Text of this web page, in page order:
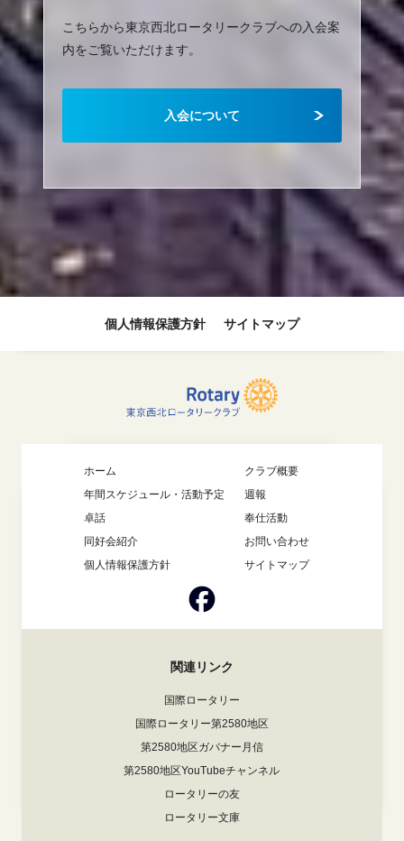
個人情報保護方針 サイトマップ
こちらから東京西北ロータリークラブへの入会案
内をご覧いただけます。
入会について
ホーム
クラブ概要
年間スケジュール・活動予定
週報
卓話
奉仕活動
同好会紹介
お問い合わせ
個人情報保護方針
サイトマップ
関連リンク
国際ロータリー
国際ロータリー第2580地区
第2580地区ガバナー月信
第2580地区YouTubeチャンネル
ロータリーの友
ロータリー文庫